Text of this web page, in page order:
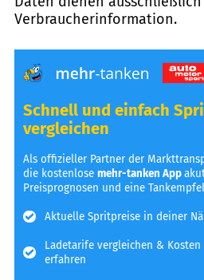
Verbraucherinformation.
Schnell und einfach
vergleichen
Als offizieller Partner der
die kostenlosemehr-tanken App
Preisprognosen und eine
Aktuelle Spritpreise in deiner
Ladetarife vergleichen &
erfahren